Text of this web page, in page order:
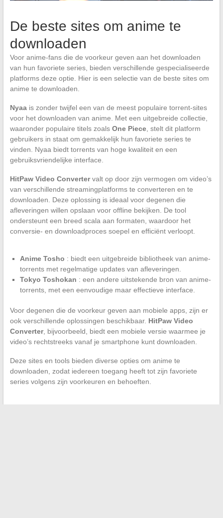
De beste sites om anime te
downloaden
Voor anime-fans die de voorkeur geven aan het downloaden
van hun favoriete series, bieden verschillende gespecialiseerde
platforms deze optie. Hier is een selectie van de beste sites om
anime te downloaden.
Nyaais zonder twijfel een van de meest populaire torrent-sites
voor het downloaden van anime. Met een uitgebreide collectie,
waaronder populaire titels zoals One Piece, stelt dit platform
gebruikers in staat om gemakkelijk hun favoriete series te
vinden. Nyaa biedt torrents van hoge kwaliteit en een
gebruiksvriendelijke interface.
HitPaw Video Convertervalt op door zijn vermogen om video’s
van verschillende streamingplatforms te converteren en te
downloaden. Deze oplossing is ideaal voor degenen die
afleveringen willen opslaan voor offline bekijken. De tool
ondersteunt een breed scala aan formaten, waardoor het
conversie- en downloadproces soepel en efficiënt verloopt.
Anime Tosho : biedt een uitgebreide bibliotheek van anime-
torrents met regelmatige updates van afleveringen.
Tokyo Toshokan : een andere uitstekende bron van anime-
torrents, met een eenvoudige maar effectieve interface.
Voor degenen die de voorkeur geven aan mobiele apps, zijn er
ook verschillende oplossingen beschikbaar. HitPaw Video
Converter, bijvoorbeeld, biedt een mobiele versie waarmee je
video’s rechtstreeks vanaf je smartphone kunt downloaden.
Deze sites en tools bieden diverse opties om anime te
downloaden, zodat iedereen toegang heeft tot zijn favoriete
series volgens zijn voorkeuren en behoeften.